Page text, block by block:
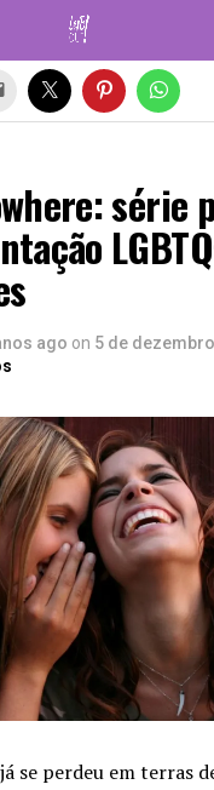
série
ago on 5 de
se perdeu em terras
da versão mobile